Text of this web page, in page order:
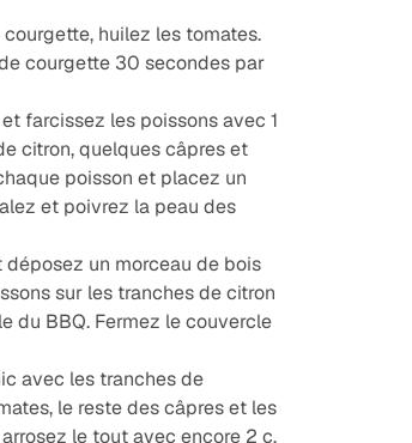
huilez les tomates.
courgette 30 secondes par
farcissez les poissons avec 1
citron, quelques câpres et
poisson et placez un
et poivrez la peau des
un morceau de bois
sur les tranches de citron
du BBQ. Fermez le couvercle
avec les tranches de
le reste des câpres et les
le tout avec encore 2 c.